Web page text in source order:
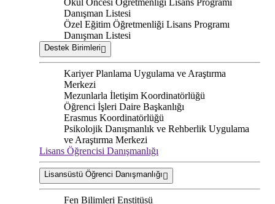
Okul Öncesi Öğretmenliği Lisans Programı
Danışman Listesi
Özel Eğitim Öğretmenliği Lisans Programı
Danışman Listesi
Destek Birimleri
Kariyer Planlama Uygulama ve Araştırma
Merkezi
Mezunlarla İletişim Koordinatörlüğü
Öğrenci İşleri Daire Başkanlığı
Erasmus Koordinatörlüğü
Psikolojik Danışmanlık ve Rehberlik Uygulama
ve Araştırma Merkezi
Lisans Öğrencisi Danışmanlığı
Lisansüstü Öğrenci Danışmanlığı
Fen Bilimleri Enstitüsü